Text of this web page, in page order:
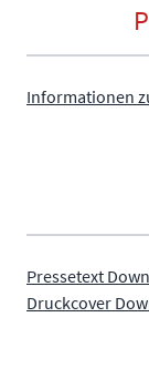
Informationen
Pressetext
Druckcover